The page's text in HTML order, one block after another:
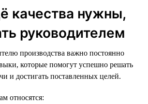
качества нужны,
руководителем
производства важно постоянно
которые помогут успешно решать
и достигать поставленных целей.
относятся: